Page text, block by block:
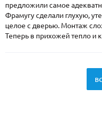
предложили самое
Фрамугу сделали глухую,
целое с дверью. Монтаж
Теперь в прихожей тепло и